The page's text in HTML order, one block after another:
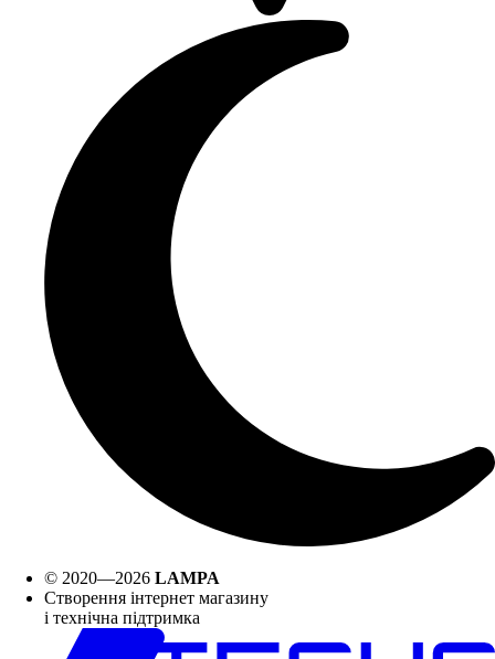
© 2020—2026 LAMPA
Створення інтернет магазину
і технічна підтримка